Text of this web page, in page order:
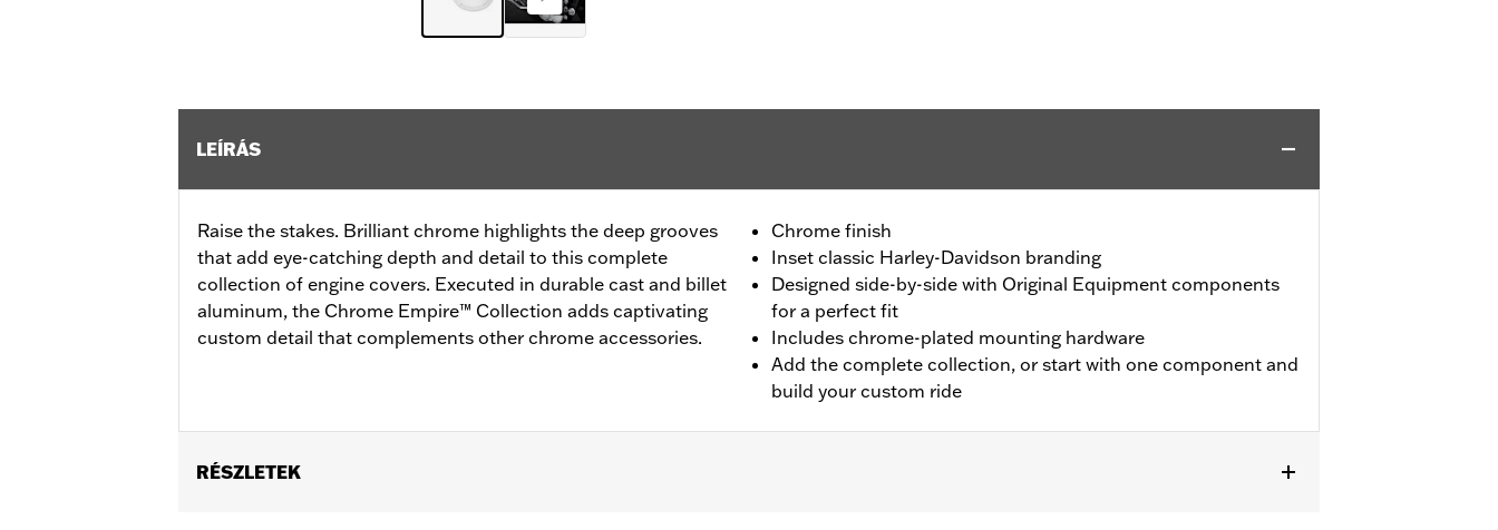
LEÍRÁS
Raise the stakes. Brilliant chrome highlights the deep grooves
that add eye-catching depth and detail to this complete
collection of engine covers. Executed in durable cast and billet
aluminum, the Chrome Empire™ Collection adds captivating
custom detail that complements other chrome accessories.
Chrome finish
Inset classic Harley-Davidson branding
Designed side-by-side with Original Equipment components
for a perfect fit
Includes chrome-plated mounting hardware
Add the complete collection, or start with one component and
build your custom ride
RÉSZLETEK